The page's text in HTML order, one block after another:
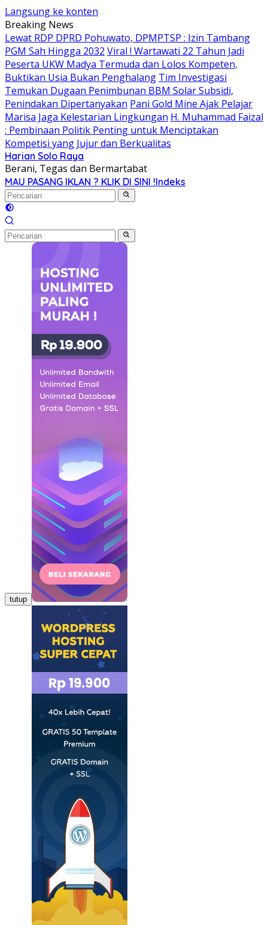
Langsung ke konten
Breaking News
Lewat RDP DPRD Pohuwato, DPMPTSP : Izin Tambang
PGM Sah Hingga 2032 Viral ! Wartawati 22 Tahun Jadi
Peserta UKW Madya Termuda dan Lolos Kompeten,
Buktikan Usia Bukan Penghalang Tim Investigasi
Temukan Dugaan Penimbunan BBM Solar Subsidi,
Penindakan Dipertanyakan Pani Gold Mine Ajak Pelajar
Marisa Jaga Kelestarian Lingkungan H. Muhammad Faizal
: Pembinaan Politik Penting untuk Menciptakan
Kompetisi yang Jujur dan Berkualitas
Harian Solo Raya
Berani, Tegas dan Bermartabat
MAU PASANG IKLAN ? KLIK DI SINI !Indeks
tutup